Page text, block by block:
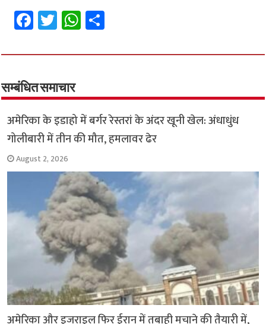
Fa
ce
b
o
o
k
T
wi
tt
er
W
h
at
p
p
ar
सम्बंधित समाचार
अमेरिका के इडाहो में बर्गर रेस्तरां के अंदर खूनी खेल: अंधाधुंध
गोलीबारी में तीन की मौत, हमलावर ढेर
August 2, 2026